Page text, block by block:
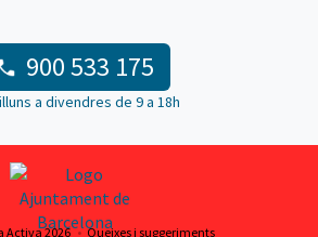
900 533 175
a divendres de 9 a 18h
Activa 2026 Queixes i suggeriments